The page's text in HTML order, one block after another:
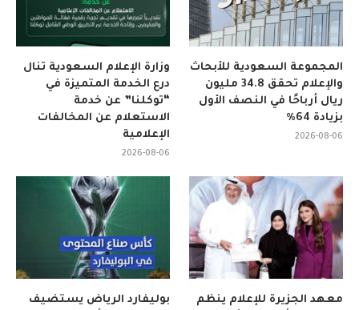
وزارة الإعلام السعودية تنال
درع الخدمة المتميزة في
“توكلنا” عن خدمة
الاستعلام عن المخالفات
الإعلامية
2026-08-06
المجموعة السعودية للأبحاث
والإعلام تحقق 34.8 مليون
ريال أرباحًا في النصف الأول
بزيادة 64%
2026-08-06
بوليفارد الرياض يستضيف
معهد الجزيرة للإعلام ينظم